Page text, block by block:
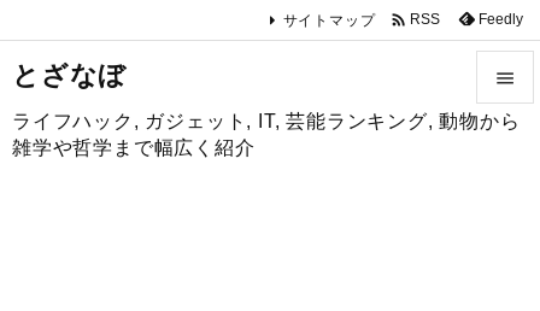
とざなぼ
ライフハック, ガジェット, IT, 芸能ランキング, 動物から
雑学や哲学まで幅広く紹介


サイトマップ  RSS Feedly